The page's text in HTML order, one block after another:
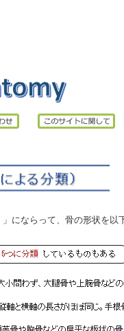
」にならって、骨の形状を以